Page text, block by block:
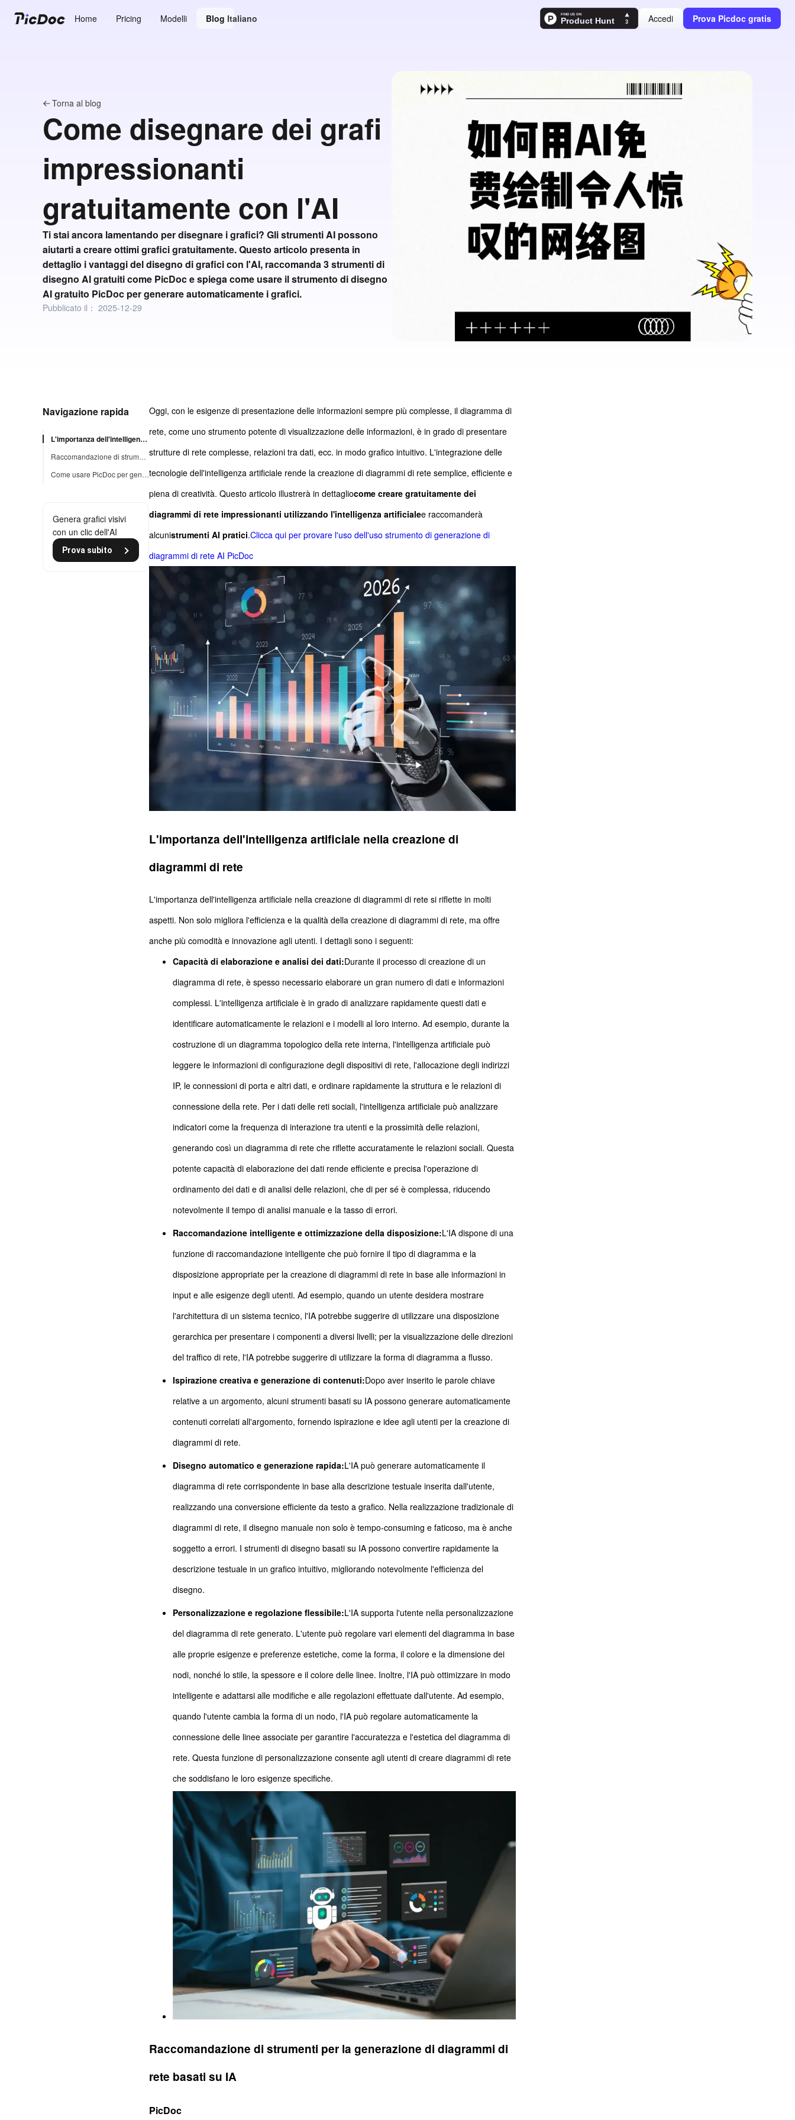
Home Pricing Modelli Blog Italiano Accedi Prova Picdoc gratis
Torna al blog
Come disegnare dei grafi
impressionanti
gratuitamente con l'AI
Ti stai ancora lamentando per disegnare i grafici? Gli strumenti AI possono
aiutarti a creare ottimi grafici gratuitamente. Questo articolo presenta in
dettaglio i vantaggi del disegno di grafici con l'AI, raccomanda 3 strumenti di
disegno AI gratuiti come PicDoc e spiega come usare il strumento di disegno
AI gratuito PicDoc per generare automaticamente i grafici.
Pubblicato il： 2025-12-29
Navigazione rapida
L'importanza dell'intelligenza artificiale nella creazione di diagrammi di rete
Raccomandazione di strumenti per la generazione di diagrammi di rete basati su IA
Come usare PicDoc per generare diagrammi
Genera grafici visivi
con un clic dell'AI
Prova subito
Oggi, con le esigenze di presentazione delle informazioni sempre più complesse, il diagramma di
rete, come uno strumento potente di visualizzazione delle informazioni, è in grado di presentare
strutture di rete complesse, relazioni tra dati, ecc. in modo grafico intuitivo. L'integrazione delle
tecnologie dell'intelligenza artificiale rende la creazione di diagrammi di rete semplice, efficiente e
piena di creatività. Questo articolo illustrerà in dettagliocome creare gratuitamente dei
diagrammi di rete impressionanti utilizzando l'intelligenza artificialee raccomanderà
alcunistrumenti AI pratici.Clicca qui per provare l'uso dell'uso strumento di generazione di
diagrammi di rete AI PicDoc
L'importanza dell'intelligenza artificiale nella creazione di
diagrammi di rete
L'importanza dell'intelligenza artificiale nella creazione di diagrammi di rete si riflette in molti
aspetti. Non solo migliora l'efficienza e la qualità della creazione di diagrammi di rete, ma offre
anche più comodità e innovazione agli utenti. I dettagli sono i seguenti:
Capacità di elaborazione e analisi dei dati:Durante il processo di creazione di un
diagramma di rete, è spesso necessario elaborare un gran numero di dati e informazioni
complessi. L'intelligenza artificiale è in grado di analizzare rapidamente questi dati e
identificare automaticamente le relazioni e i modelli al loro interno. Ad esempio, durante la
costruzione di un diagramma topologico della rete interna, l'intelligenza artificiale può
leggere le informazioni di configurazione degli dispositivi di rete, l'allocazione degli indirizzi
IP, le connessioni di porta e altri dati, e ordinare rapidamente la struttura e le relazioni di
connessione della rete. Per i dati delle reti sociali, l'intelligenza artificiale può analizzare
indicatori come la frequenza di interazione tra utenti e la prossimità delle relazioni,
generando così un diagramma di rete che riflette accuratamente le relazioni sociali. Questa
potente capacità di elaborazione dei dati rende efficiente e precisa l'operazione di
ordinamento dei dati e di analisi delle relazioni, che di per sé è complessa, riducendo
notevolmente il tempo di analisi manuale e la tasso di errori.
Raccomandazione intelligente e ottimizzazione della disposizione:L'IA dispone di una
funzione di raccomandazione intelligente che può fornire il tipo di diagramma e la
disposizione appropriate per la creazione di diagrammi di rete in base alle informazioni in
input e alle esigenze degli utenti. Ad esempio, quando un utente desidera mostrare
l'architettura di un sistema tecnico, l'IA potrebbe suggerire di utilizzare una disposizione
gerarchica per presentare i componenti a diversi livelli; per la visualizzazione delle direzioni
del traffico di rete, l'IA potrebbe suggerire di utilizzare la forma di diagramma a flusso.
Ispirazione creativa e generazione di contenuti:Dopo aver inserito le parole chiave
relative a un argomento, alcuni strumenti basati su IA possono generare automaticamente
contenuti correlati all'argomento, fornendo ispirazione e idee agli utenti per la creazione di
diagrammi di rete.
Disegno automatico e generazione rapida:L'IA può generare automaticamente il
diagramma di rete corrispondente in base alla descrizione testuale inserita dall'utente,
realizzando una conversione efficiente da testo a grafico. Nella realizzazione tradizionale di
diagrammi di rete, il disegno manuale non solo è tempo-consuming e faticoso, ma è anche
soggetto a errori. I strumenti di disegno basati su IA possono convertire rapidamente la
descrizione testuale in un grafico intuitivo, migliorando notevolmente l'efficienza del
disegno.
Personalizzazione e regolazione flessibile:L'IA supporta l'utente nella personalizzazione
del diagramma di rete generato. L'utente può regolare vari elementi del diagramma in base
alle proprie esigenze e preferenze estetiche, come la forma, il colore e la dimensione dei
nodi, nonché lo stile, la spessore e il colore delle linee. Inoltre, l'IA può ottimizzare in modo
intelligente e adattarsi alle modifiche e alle regolazioni effettuate dall'utente. Ad esempio,
quando l'utente cambia la forma di un nodo, l'IA può regolare automaticamente la
connessione delle linee associate per garantire l'accuratezza e l'estetica del diagramma di
rete. Questa funzione di personalizzazione consente agli utenti di creare diagrammi di rete
che soddisfano le loro esigenze specifiche.
Raccomandazione di strumenti per la generazione di diagrammi di
rete basati su IA
PicDoc